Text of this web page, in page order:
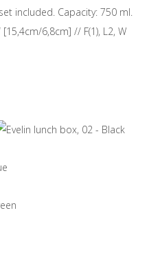
included. Capacity: 750 ml.
6,8cm] // F(1), L2, W